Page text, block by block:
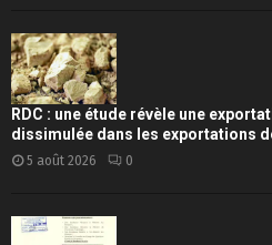
RDC : une étude révèle une
dissimulée dans les exportations
5 août 2026 0